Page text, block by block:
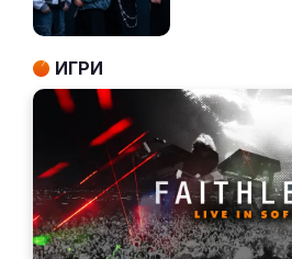
ИГРИ